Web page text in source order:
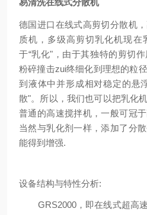
易清洗在线式分散机
德国进口在线式高剪切分散机
质机，多级高剪切乳化机现在
于“乳化"，由于其独特的剪切
粉碎撞击zui终细化到理想的粒
到液体中并形成相对稳定的悬
散"。所以，我们也可以把乳化
普通的高速搅拌机，一般可冠
当然与乳化剂一样，添加了分
能得到增强.
设备结构与特性分析:
GRS2000，即在线式超高